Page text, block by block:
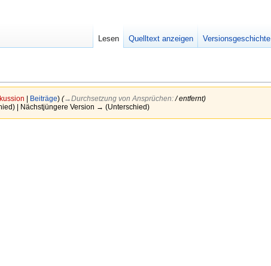
Beiträge) (→‎Durchsetzung von Ansprüchen: / entfernt)
| Nächstjüngere Version → (Unterschied)
Lesen Quelltext anzeigen Versionsgeschichte